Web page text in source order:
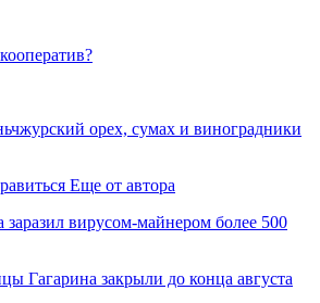
орех, сумах и виноградники
Еще от автора
заразил вирусом-майнером более 500
Гагарина закрыли до конца августа